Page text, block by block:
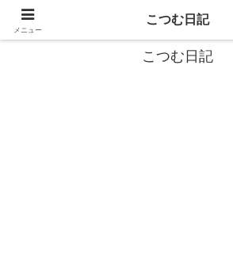
カタツムリから学ぶスローライフ🎓『
こつむ日記
メニュー
こつむ日記